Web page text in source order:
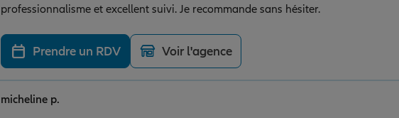
professionnalisme et excellent suivi. Je recommande sans hésiter.
Prendre un RDV Voir l'agence
micheline p.